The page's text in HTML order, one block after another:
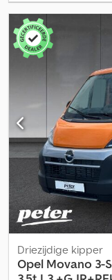
Driezijdige kipper
Opel Movano 3-